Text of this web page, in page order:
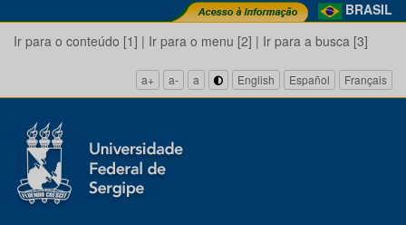
BRASIL
Ir para o conteúdo [1] | Ir para o menu [2] | Ir para a busca [3]
a+ a- a English Español Français